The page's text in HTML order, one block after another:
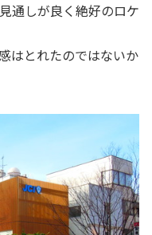
通しが良く絶好のロケ
はとれたのではないか